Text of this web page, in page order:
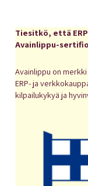
Tiesitkö, että
Avainlippu-
Avainlippu on
ERP- ja
kilpailukykyä ja